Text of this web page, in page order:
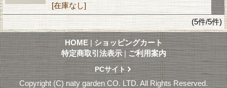
[在庫なし]
(5件/5件)
HOME | ショッピングカート
特定商取引法表示 | ご利用案内
PCサイト
Copyright (C) naty garden CO. LTD. All Rights Reserved.